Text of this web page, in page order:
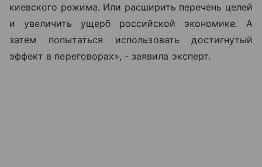
киевского режима. Или расширить перечень целей
и увеличить ущерб российской экономике. А
затем попытаться использовать достигнутый
эффект в переговорах», - заявила эксперт.